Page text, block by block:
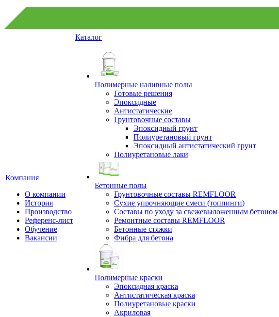
Компания
О компании
История
Производство
Референс-лист
Обучение
Вакансии
Каталог
Полимерные наливные полы
Готовые решения
Эпоксидные
Антистатические
Грунтовочные составы
Эпоксидный грунт
Полиуретановый грунт
Эпоксидный антистатический грунт
Полиуретановые лаки
Бетонные полы
Грунтовочные составы REMFLOOR
Сухие упрочняющие смеси (топпинги)
Составы по уходу за свежевыложенным бетоном
Ремонтные составы REMFLOOR
Бетонные стяжки
Фибра для бетона
Полимерные краски
Эпоксидная краска
Антистатическая краска
Полиуретановые краски
Акриловая